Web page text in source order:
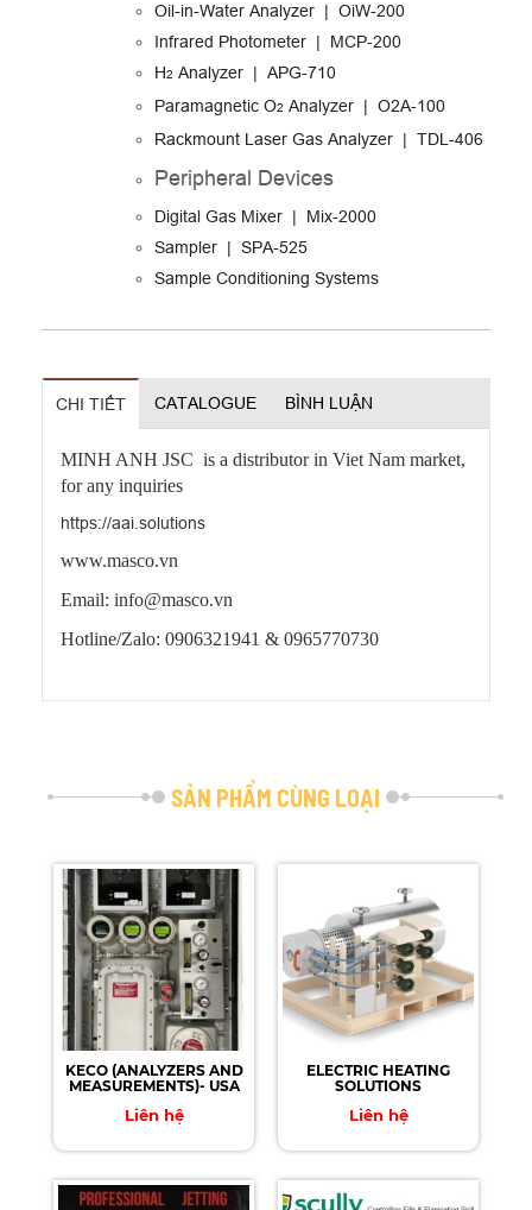
Oil-in-Water Analyzer | OiW-200
Infrared Photometer | MCP-200
H2 Analyzer | APG-710
Paramagnetic O2 Analyzer | O2A-100
Rackmount Laser Gas Analyzer | TDL-406
Peripheral Devices
Digital Gas Mixer | Mix-2000
Sampler | SPA-525
Sample Conditioning Systems
CHI TIẾT CATALOGUE BÌNH LUẬN
MINH ANH JSC is a distributor in Viet Nam market,
for any inquiries
https://aai.solutions
www.masco.vn
Email: info@masco.vn
Hotline/Zalo: 0906321941 & 0965770730
SẢN PHẨM CÙNG LOẠI
KECO (ANALYZERS AND
MEASUREMENTS)- USA
Liên hệ
ELECTRIC HEATING
SOLUTIONS
Liên hệ